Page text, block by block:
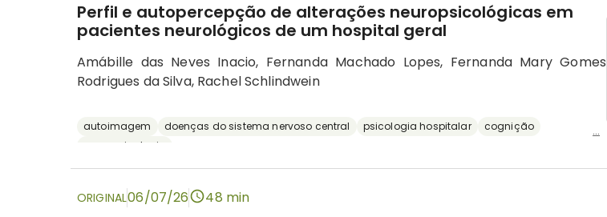
Perfil e autopercepção de alterações neuropsicológicas em
pacientes neurológicos de um hospital geral
Amábille das Neves Inacio, Fernanda Machado Lopes, Fernanda Mary Gomes
Rodrigues da Silva, Rachel Schlindwein
autoimagem doenças do sistema nervoso central psicologia hospitalar
cognição
neuropsicologia
...
ORIGINAL06/07/26 48 min